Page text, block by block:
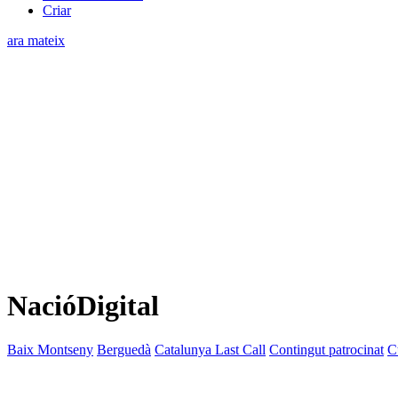
Criar
ara mateix
NacióDigital
Baix Montseny Berguedà Catalunya Last Call Contingut patrocinat